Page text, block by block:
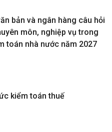
bản và ngân hàng câu hỏi
môn, nghiệp vụ trong
toán nhà nước năm 2027
kiểm toán thuế